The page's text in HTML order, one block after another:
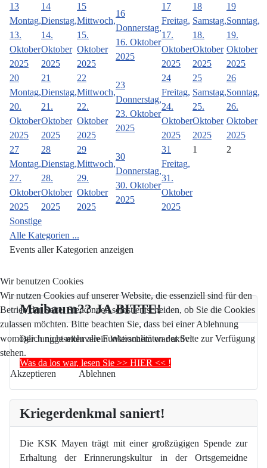
Maibaum?? JA BITTE!
Der Junggesellenverein Wierschem war aktiv!
Was da los war, lesen Sie >> HIER << !
Kriegerdenkmal saniert!
Die KSK Mayen trägt mit einer großzügigen Spende zur
Erhaltung der Erinnerungskultur in der Ortsgemeidne
13
Montag,
13.
Oktober
2025
14
Dienstag,
14.
Oktober
2025
15
Mittwoch,
15.
Oktober
2025
16
Donnerstag,
16. Oktober
2025
17
Freitag,
17.
Oktober
2025
18
Samstag,
18.
Oktober
2025
19
Sonntag,
19.
Oktober
2025
20
Montag,
20.
Oktober
2025
21
Dienstag,
21.
Oktober
2025
22
Mittwoch,
22.
Oktober
2025
23
Donnerstag,
23. Oktober
2025
24
Freitag,
24.
Oktober
2025
25
Samstag,
25.
Oktober
2025
26
Sonntag,
26.
Oktober
2025
27
Montag,
27.
Oktober
2025
28
Dienstag,
28.
Oktober
2025
29
Mittwoch,
29.
Oktober
2025
30
Donnerstag,
30. Oktober
2025
31
Freitag,
31.
Oktober
2025
1 2
Sonstige
Alle Kategorien ...
Events aller Kategorien anzeigen
Wir benutzen Cookies
Wir nutzen Cookies auf unserer Website, die essenziell sind für den
Betrieb der Seite. Sie können selbst entscheiden, ob Sie die Cookies
zulassen möchten. Bitte beachten Sie, dass bei einer Ablehnung
womöglich nicht mehr alle Funktionalitäten der Seite zur Verfügung
stehen.
Akzeptieren Ablehnen